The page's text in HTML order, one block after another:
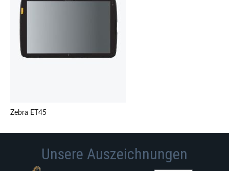
Zebra ET45
Unsere Auszeichnungen